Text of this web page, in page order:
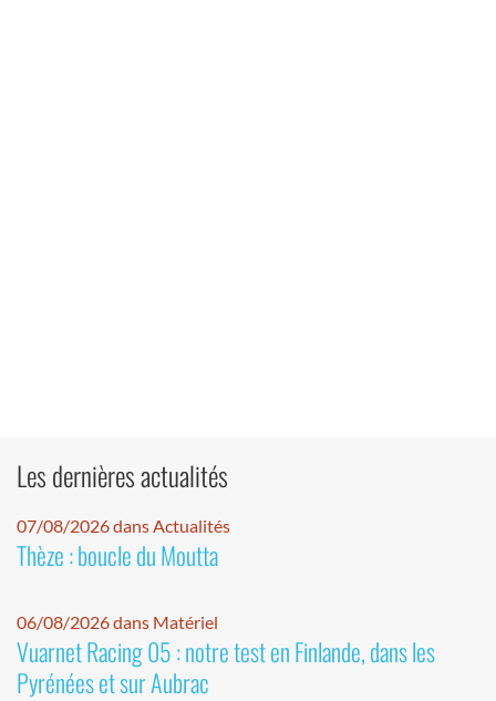
Les dernières actualités
07/08/2026 dans Actualités
Thèze : boucle du Moutta
06/08/2026 dans Matériel
Vuarnet Racing 05 : notre test en Finlande, dans les
Pyrénées et sur Aubrac